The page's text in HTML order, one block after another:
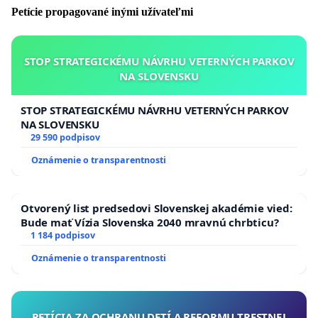
sa na územie Slovenskej republiky bez obmedzení,
antigénovým testom, ktoré by mali byť občanom
poskytované zdarma, ako aj v ostatných členských
Petície propagované inými užívateľmi
STOP STRATEGICKÉMU NÁVRHU VETERNÝCH PARKOV
NA SLOVENSKU
STOP STRATEGICKÉMU NÁVRHU VETERNÝCH PARKOV
NA SLOVENSKU
29 590 podpisov
Oznámenie o transparentnosti
Otvorený list predsedovi Slovenskej akadémie vied:
Bude mať Vízia Slovenska 2040 mravnú chrbticu?
1 184 podpisov
Oznámenie o transparentnosti